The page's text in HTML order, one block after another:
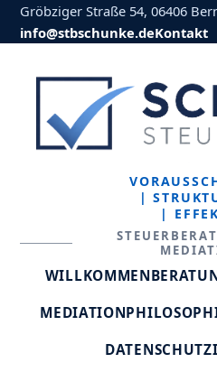
Gröbziger Straße 54, 06406
info@stbschunke.deKontakt
|
|
WILLKOMMEN
MEDIATION
DATENSCHUTZ